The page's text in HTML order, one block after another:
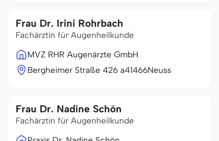
Frau Dr. Irini Rohrbach
Fachärztin für Augenheilkunde
MVZ RHR Augenärzte GmbH
Bergheimer Straße 426 a41466Neuss
Frau Dr. Nadine Schön
Fachärztin für Augenheilkunde